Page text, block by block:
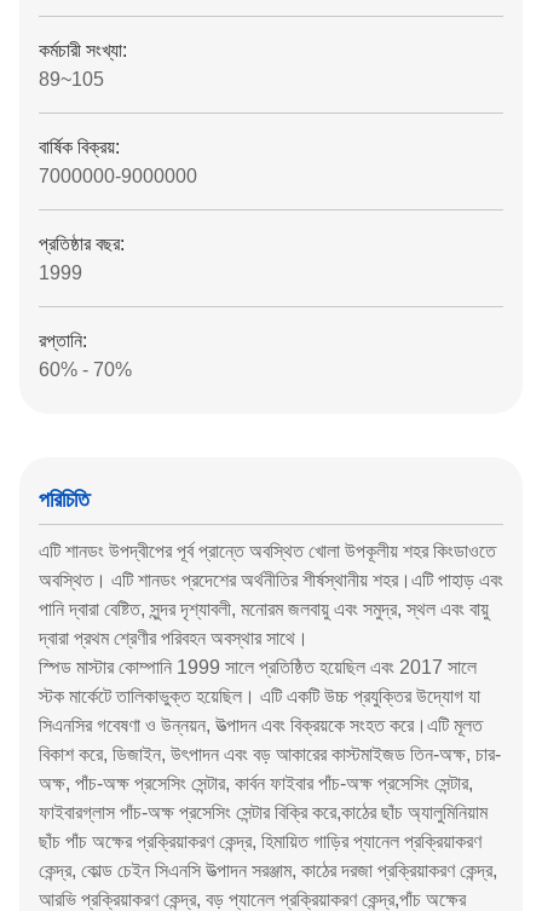
কর্মচারী সংখ্যা:
89~105
বার্ষিক বিক্রয়:
7000000-9000000
প্রতিষ্ঠার বছর:
1999
রপ্তানি:
60% - 70%
পরিচিতি
এটি শানডং উপদ্বীপের পূর্ব প্রান্তে অবস্থিত খোলা উপকূলীয় শহর কিংডাওতে
অবস্থিত। এটি শানডং প্রদেশের অর্থনীতির শীর্ষস্থানীয় শহর।এটি পাহাড় এবং
পানি দ্বারা বেষ্টিত, সুন্দর দৃশ্যাবলী, মনোরম জলবায়ু এবং সমুদ্র, স্থল এবং বায়ু
দ্বারা প্রথম শ্রেণীর পরিবহন অবস্থার সাথে।
স্পিড মাস্টার কোম্পানি 1999 সালে প্রতিষ্ঠিত হয়েছিল এবং 2017 সালে
স্টক মার্কেটে তালিকাভুক্ত হয়েছিল। এটি একটি উচ্চ প্রযুক্তির উদ্যোগ যা
সিএনসির গবেষণা ও উন্নয়ন, উত্পাদন এবং বিক্রয়কে সংহত করে।এটি মূলত
বিকাশ করে, ডিজাইন, উৎপাদন এবং বড় আকারের কাস্টমাইজড তিন-অক্ষ, চার-
অক্ষ, পাঁচ-অক্ষ প্রসেসিং সেন্টার, কার্বন ফাইবার পাঁচ-অক্ষ প্রসেসিং সেন্টার,
ফাইবারগ্লাস পাঁচ-অক্ষ প্রসেসিং সেন্টার বিক্রি করে,কাঠের ছাঁচ অ্যালুমিনিয়াম
ছাঁচ পাঁচ অক্ষের প্রক্রিয়াকরণ কেন্দ্র, হিমায়িত গাড়ির প্যানেল প্রক্রিয়াকরণ
কেন্দ্র, কোল্ড চেইন সিএনসি উত্পাদন সরঞ্জাম, কাঠের দরজা প্রক্রিয়াকরণ কেন্দ্র,
আরভি প্রক্রিয়াকরণ কেন্দ্র, বড় প্যানেল প্রক্রিয়াকরণ কেন্দ্র,পাঁচ অক্ষের